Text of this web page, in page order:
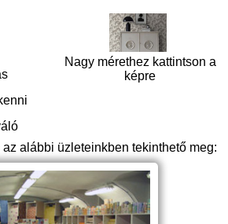
Nagy mérethez kattintson a
képre
alábbi üzleteinkben tekinthető meg: